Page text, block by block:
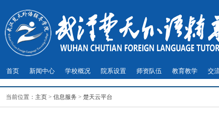
首页 新闻中心 学校概况 院系设置 师资队伍 教育教学 交
当前位置： 主页 > 信息服务 > 楚天云平台